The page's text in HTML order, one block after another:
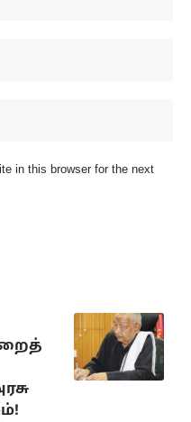
in this browser for the next